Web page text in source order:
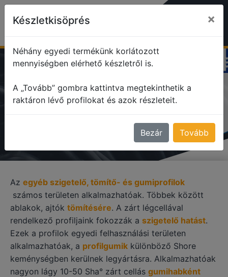
EGYÉB SZIGETELŐ, TÖMÍTŐ
Az egyéb szigetelő, tömítő- és gumiprofilok
számos területen alkalmazhatóak. Többek között
ablakok, ajtók tömítésére. A zárt légcellával
rendelkező profiljaink fokozzák a szigetelő hatást.
Ezek a profilok egyedi felhasználási területen
alkalmazhatóak, a profilgumik különböző Shore
keménységben kerülnek legyártásra. Alkalmazhatóak
nagyon lágy 10-50 Sha° zárt cellás gumihabként
Készletkisöprés ×
Néhány egyedi termékünk korlátozott
mennyiségben elérhető készletről is.
A „Tovább” gombra kattintva megtekinthetik a
raktáron lévő profilokat és azok részleteit.
Bezár Tovább